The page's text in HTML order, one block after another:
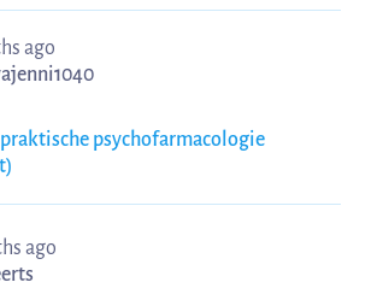
ago
psychofarmacologie
ago